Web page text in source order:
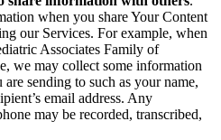
when you share Your Content
our Services. For example, when
Associates Family of
we may collect some information
sending to such as your name,
email address. Any
may be recorded, transcribed,